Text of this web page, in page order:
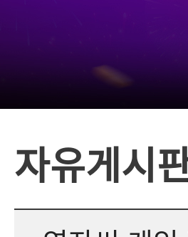
자유게시